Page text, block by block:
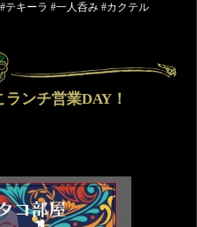
テキーラ #一人呑み #カクテル
ンチ営業DAY！